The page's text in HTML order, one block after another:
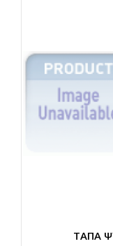
ΤΑΠΑ